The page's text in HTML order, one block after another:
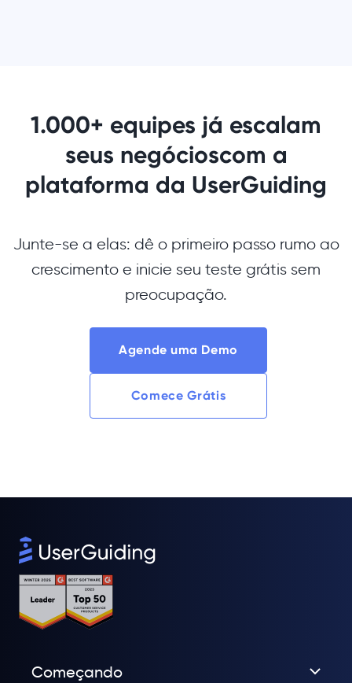
1.000+ equipes já escalam
seus negócioscom a
plataforma da UserGuiding
Junte-se a elas: dê o primeiro passo rumo ao
crescimento e inicie seu teste grátis sem
preocupação.
Agende uma Demo
Comece Grátis
Começando